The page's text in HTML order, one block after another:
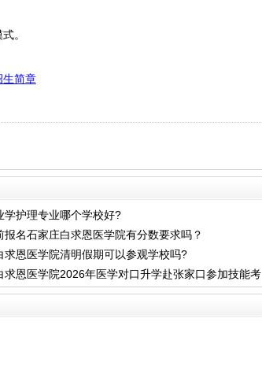
。
生简章
学护理专业哪个学校好?
报名石家庄白求恩医学院有分数要求吗？
求恩医学院清明假期可以参观学校吗?
求恩医学院2026年医学对口升学赴张家口参加技能考